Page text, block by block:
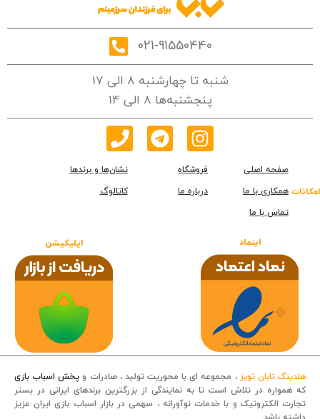
021-91550440
شنبه تا چهارشنبه 8 الی 17
پنجشنبه‌ها 8 الی 14
امکانات
صفحه اصلی فروشگاه
نشان‌ها و برندها
همکاری با ما
درباره ما
کاتالوگ
تماس با ما
اینماد اپلیکیشن
هلدینگ تابان تویز ، مجموعه ای با محوریت تولید ، صادرات و پخش اسباب بازی
که همواره در تلاش است تا به نمایندگی از بزرگترین برندهای ایرانی در بستر
تجارت الکترونیک و با خدمات نوآورانه ، سهمی در بازار اسباب بازی ایران عزیز